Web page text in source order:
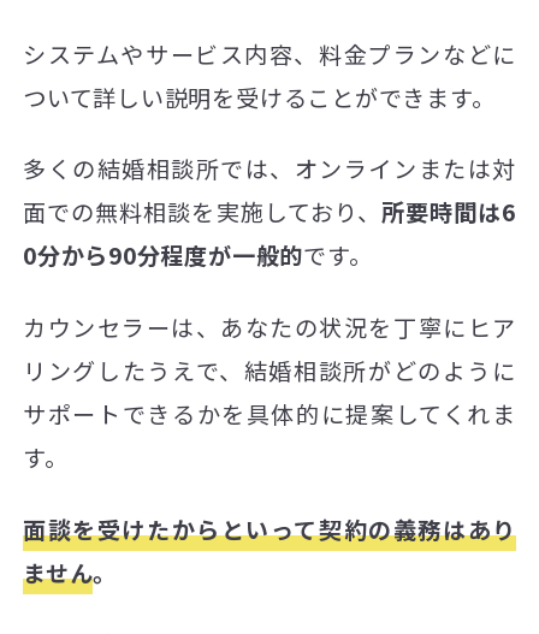
システムやサービス内容、料金プランなどに
ついて詳しい説明を受けることができます。
多くの結婚相談所では、オンラインまたは対
面での無料相談を実施しており、 所要時間は6
0分から90分程度が一般的です。
カウンセラーは、あなたの状況を丁寧にヒア
リングしたうえで、結婚相談所がどのように
サポートできるかを具体的に提案してくれま
す。
面談を受けたからといって契約の義務はあり
ません。